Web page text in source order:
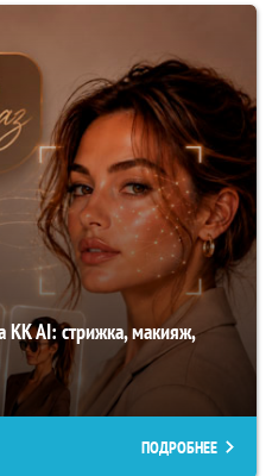
KK AI: стрижка, макияж,
ПОДРОБНЕЕ